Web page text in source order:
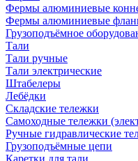
Фермы алюминиевые
Фермы алюминиевые
Грузоподъёмное
Тали
Тали ручные
Тали электрические
Штабелеры
Лебёдки
Складские тележки
Самоходные тележки
Ручные гидравлические
Грузоподъёмные цепи
Каретки для тали